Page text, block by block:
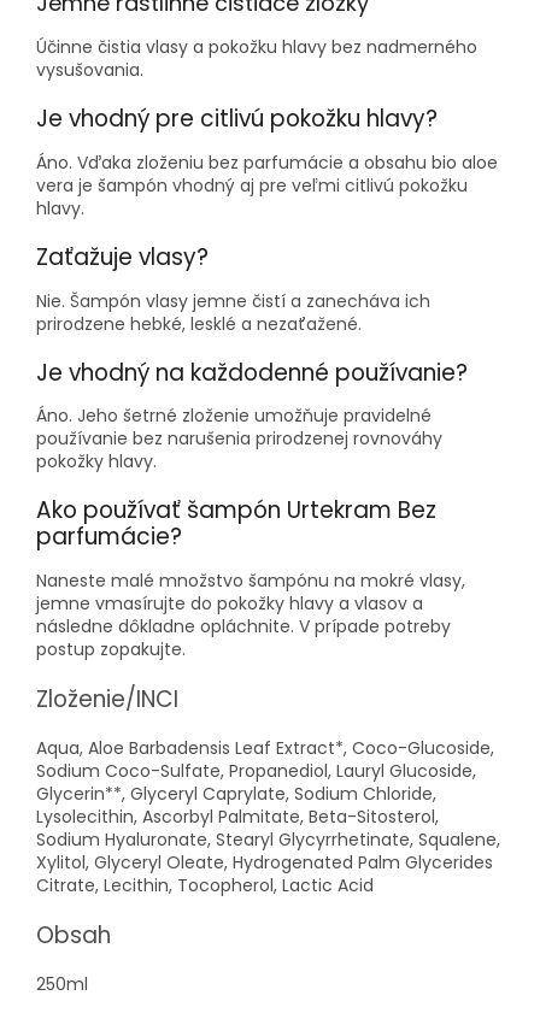
Účinne čistia vlasy a pokožku hlavy bez nadmerného
vysušovania.
Je vhodný pre citlivú pokožku hlavy?
Áno. Vďaka zloženiu bez parfumácie a obsahu bio aloe
vera je šampón vhodný aj pre veľmi citlivú pokožku
hlavy.
Zaťažuje vlasy?
Nie. Šampón vlasy jemne čistí a zanecháva ich
prirodzene hebké, lesklé a nezaťažené.
Je vhodný na každodenné používanie?
Áno. Jeho šetrné zloženie umožňuje pravidelné
používanie bez narušenia prirodzenej rovnováhy
pokožky hlavy.
Ako používať šampón Urtekram Bez
parfumácie?
Naneste malé množstvo šampónu na mokré vlasy,
jemne vmasírujte do pokožky hlavy a vlasov a
následne dôkladne opláchnite. V prípade potreby
postup zopakujte.
Zloženie/INCI
Aqua, Aloe Barbadensis Leaf Extract*, Coco-Glucoside,
Sodium Coco-Sulfate, Propanediol, Lauryl Glucoside,
Glycerin**, Glyceryl Caprylate, Sodium Chloride,
Lysolecithin, Ascorbyl Palmitate, Beta-Sitosterol,
Sodium Hyaluronate, Stearyl Glycyrrhetinate, Squalene,
Xylitol, Glyceryl Oleate, Hydrogenated Palm Glycerides
Citrate, Lecithin, Tocopherol, Lactic Acid
Obsah
250ml